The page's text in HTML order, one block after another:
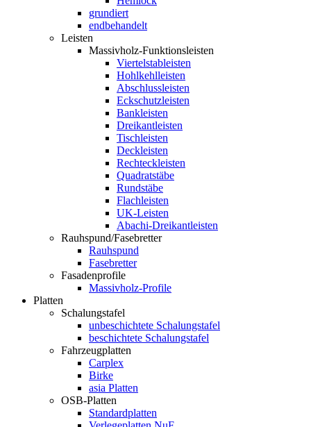
grundiert
endbehandelt
Leisten
Massivholz-Funktionsleisten
Viertelstableisten
Hohlkehlleisten
Abschlussleisten
Eckschutzleisten
Bankleisten
Dreikantleisten
Tischleisten
Deckleisten
Rechteckleisten
Quadratstäbe
Rundstäbe
Flachleisten
UK-Leisten
Abachi-Dreikantleisten
Rauhspund/Fasebretter
Rauhspund
Fasebretter
Fasadenprofile
Massivholz-Profile
Platten
Schalungstafel
unbeschichtete Schalungstafel
beschichtete Schalungstafel
Fahrzeugplatten
Carplex
Birke
asia Platten
OSB-Platten
Standardplatten